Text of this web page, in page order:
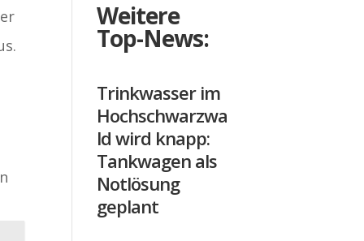
Weitere
Top-News:
Trinkwasser im
Hochschwarzwa
ld wird knapp:
Tankwagen als
Notlösung
geplant